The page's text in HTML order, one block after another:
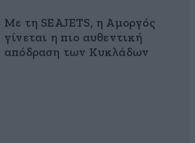
Με τη SEAJETS, η Αμοργός
γίνεται η πιο αυθεντική
απόδραση των Κυκλάδων